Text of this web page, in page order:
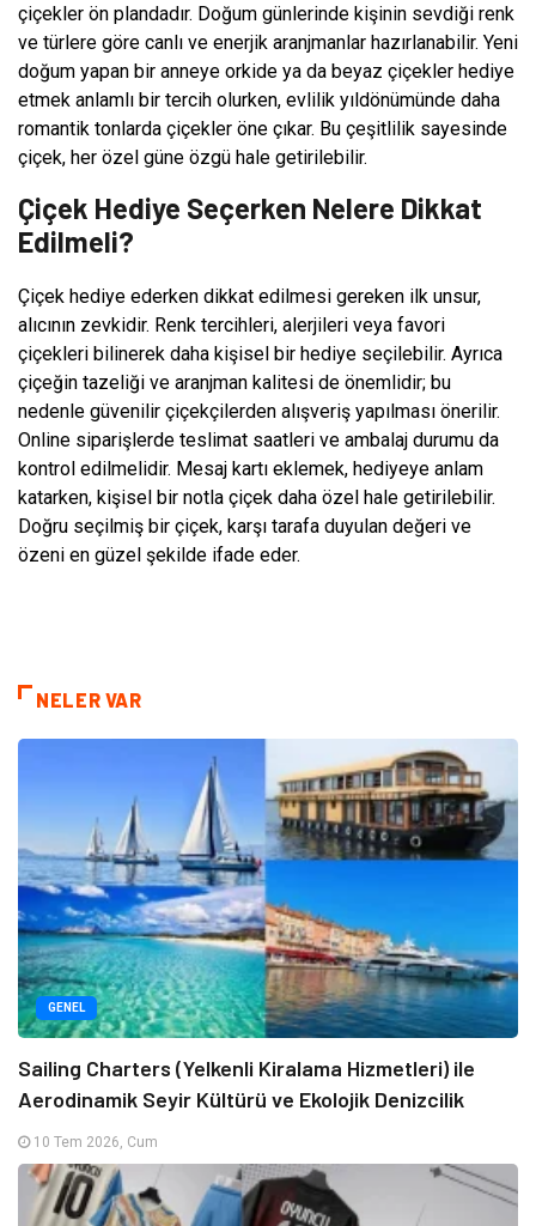
çiçekler ön plandadır. Doğum günlerinde kişinin sevdiği renk
ve türlere göre canlı ve enerjik aranjmanlar hazırlanabilir. Yeni
doğum yapan bir anneye orkide ya da beyaz çiçekler hediye
etmek anlamlı bir tercih olurken, evlilik yıldönümünde daha
romantik tonlarda çiçekler öne çıkar. Bu çeşitlilik sayesinde
çiçek, her özel güne özgü hale getirilebilir.
Çiçek Hediye Seçerken Nelere Dikkat
Edilmeli?
Çiçek hediye ederken dikkat edilmesi gereken ilk unsur,
alıcının zevkidir. Renk tercihleri, alerjileri veya favori
çiçekleri bilinerek daha kişisel bir hediye seçilebilir. Ayrıca
çiçeğin tazeliği ve aranjman kalitesi de önemlidir; bu
nedenle güvenilir çiçekçilerden alışveriş yapılması önerilir.
Online siparişlerde teslimat saatleri ve ambalaj durumu da
kontrol edilmelidir. Mesaj kartı eklemek, hediyeye anlam
katarken, kişisel bir notla çiçek daha özel hale getirilebilir.
Doğru seçilmiş bir çiçek, karşı tarafa duyulan değeri ve
özeni en güzel şekilde ifade eder.
NELER VAR
GENEL
Sailing Charters (Yelkenli Kiralama Hizmetleri) ile
Aerodinamik Seyir Kültürü ve Ekolojik Denizcilik
10 Tem 2026, Cum